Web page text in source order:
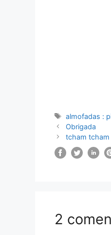
Etiquetas
almofadas :
Obrigada
tcham tcham
2